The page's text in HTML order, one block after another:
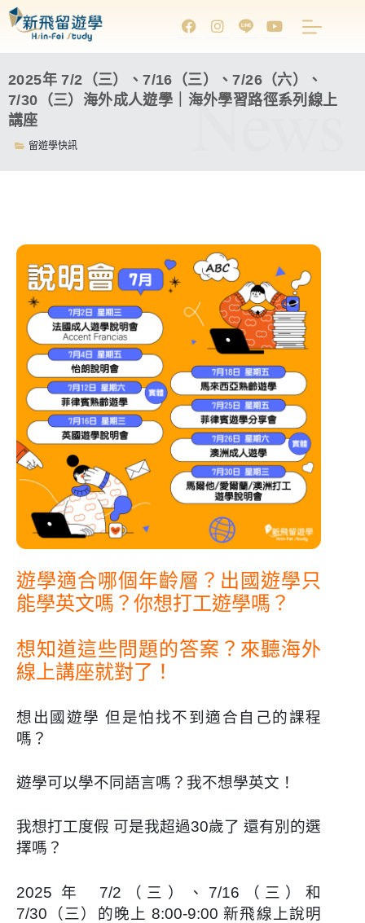
2025年 7/2（三）、7/16（三）、7/26（六）、
7/30（三）海外成人遊學｜海外學習路徑系列線上
講座
留遊學快訊 News
遊學適合哪個年齡層？出國遊學只
能學英文嗎？你想打工遊學嗎？
想知道這些問題的答案？來聽海外
線上講座就對了！
想出國遊學 但是怕找不到適合自己的課程
嗎？
遊學可以學不同語言嗎？我不想學英文！
我想打工度假 可是我超過30歲了 還有別的選
擇嗎？
2025 年 7/2（三）、7/16（三）和
7/30（三）的晚上 8:00-9:00 新飛線上說明